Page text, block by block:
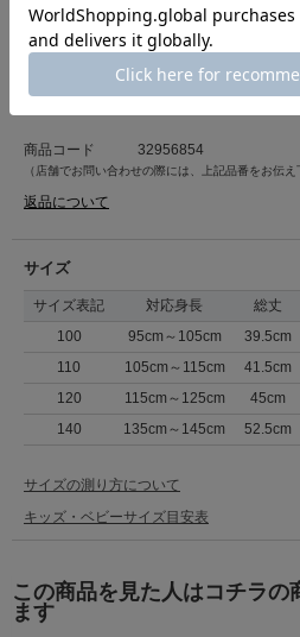
素材
本体:綿100%/リブ:綿
商品コード 32956854
（店舗でお問い合わせの際には、上記品番をお伝え
返品について
サイズ
サイズ表記 対応身長 総丈
100
95cm～105cm 39.5cm
110
105cm～115cm 41.5cm
120
115cm～125cm 45cm
140
135cm～145cm 52.5cm
サイズの測り方について
キッズ・ベビーサイズ目安表
この商品を見た人はコチラの
ます